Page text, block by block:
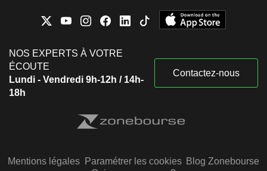
NOS EXPERTS À VOTRE
ÉCOUTE
Lundi - Vendredi 9h-12h / 14h-
18h
Contactez-nous
Mentions légales Paramétrer les cookies Blog Zonebourse